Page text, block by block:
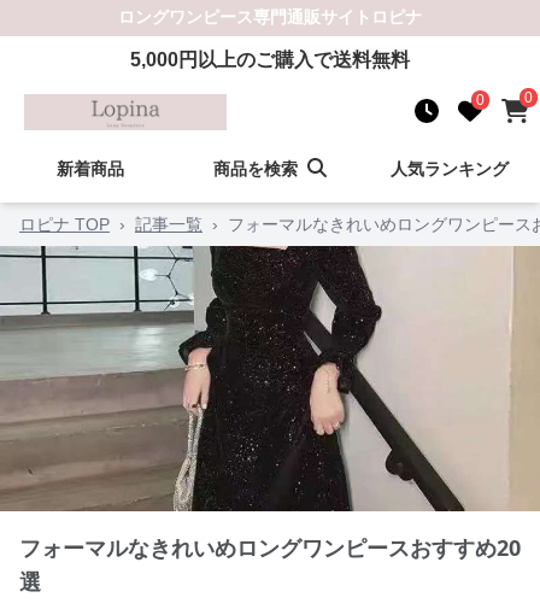
ロングワンピース専門通販サイト ロピナ
5,000円以上のご購入で送料無料
0 0
新着商品 商品を検索 人気ランキング
ロピナ TOP › 記事一覧 › フォーマルなきれいめロングワンピース
フォーマルなきれいめロングワンピースおすすめ20
選